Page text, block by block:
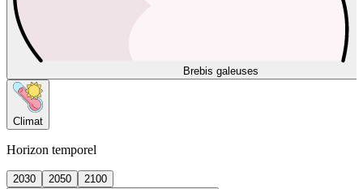
Brebis galeuses
Climat
Horizon temporel
2030 2050
2100